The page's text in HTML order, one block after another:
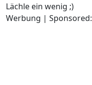
Lächle ein wenig ;)
Werbung | Sponsored: